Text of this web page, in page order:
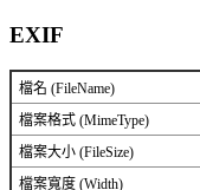
EXIF
檔名 (FileName)
檔案格式 (MimeType)
檔案大小 (FileSize)
檔案寬度 (Width)